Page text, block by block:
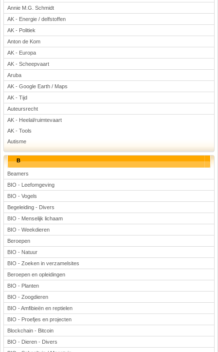
Onderbouw PO
Pasen
Voetbal
(Advertenties)
Annie M.G. Schmidt
AK - Energie / delfstoffen
AK - Politiek
Anton de Kom
AK - Europa
AK - Scheepvaart
Aruba
AK - Google Earth / Maps
AK - Tijd
Auteursrecht
AK - Heelal/ruimtevaart
AK - Tools
Autisme
B
Beamers
BIO - Leefomgeving
BIO - Vogels
Begeleiding - Divers
BIO - Menselijk lichaam
BIO - Weekdieren
Beroepen
BIO - Natuur
BIO - Zoeken in verzamelsites
Beroepen en opleidingen
BIO - Planten
BIO - Zoogdieren
BIO - Amfibieën en reptielen
BIO - Proefjes en projecten
Blockchain - Bitcoin
BIO - Dieren - Divers